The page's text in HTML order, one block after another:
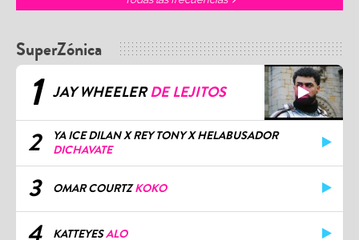
SuperZónica
1 JAY WHEELERDE LEJITOS
2
YA ICE DILAN X REY TONY X HELABUSADOR
DICHAVATE
3 OMAR COURTZKOKO
KATTEYESALO